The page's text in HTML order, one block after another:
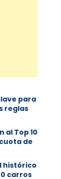
para
reglas
al Top 10
de
histórico
carros